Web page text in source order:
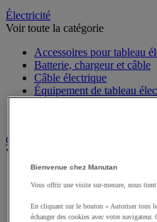
Électricité
Voir toute la catégorie
Accessoires pour tableau
Batterie, chargeur et câble
Câble électrique
Équipement de tableau
Graissage et lubrifiant
Voir toute la catégorie
Graisse et huile
Lubrifiant et dégrippant
Outils de graissage
Bienvenue chez Manutan
Vous offrir une visite sur-mesure, nous
En cliquant sur le bouton « Autoriser tous
échanger des cookies avec votre